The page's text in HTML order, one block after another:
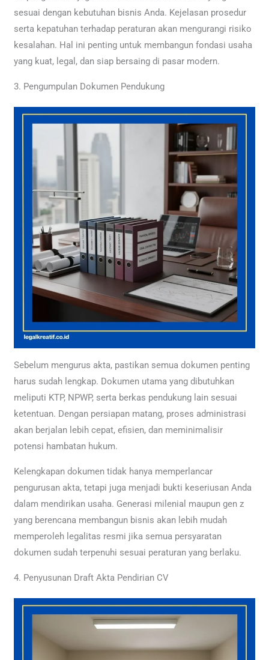
sesuai dengan kebutuhan bisnis Anda. Kejelasan prosedur
serta kepatuhan terhadap peraturan akan mengurangi risiko
kesalahan. Hal ini penting untuk membangun fondasi usaha
yang kuat, legal, dan siap bersaing di pasar modern.
3. Pengumpulan Dokumen Pendukung
Sebelum mengurus akta, pastikan semua dokumen penting
harus sudah lengkap. Dokumen utama yang dibutuhkan
meliputi KTP, NPWP, serta berkas pendukung lain sesuai
ketentuan. Dengan persiapan matang, proses administrasi
akan berjalan lebih cepat, efisien, dan meminimalisir
potensi hambatan hukum.
Kelengkapan dokumen tidak hanya memperlancar
pengurusan akta, tetapi juga menjadi bukti keseriusan Anda
dalam mendirikan usaha. Generasi milenial maupun gen z
yang berencana membangun bisnis akan lebih mudah
memperoleh legalitas resmi jika semua persyaratan
dokumen sudah terpenuhi sesuai peraturan yang berlaku.
4. Penyusunan Draft Akta Pendirian CV